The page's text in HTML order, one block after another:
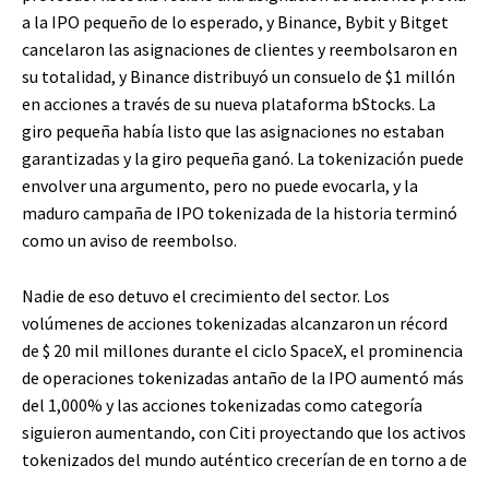
a la IPO pequeño de lo esperado, y Binance, Bybit y Bitget
cancelaron las asignaciones de clientes y reembolsaron en
su totalidad, y Binance distribuyó un consuelo de $1 millón
en acciones a través de su nueva plataforma bStocks. La
giro pequeña había listo que las asignaciones no estaban
garantizadas y la giro pequeña ganó. La tokenización puede
envolver una argumento, pero no puede evocarla, y la
maduro campaña de IPO tokenizada de la historia terminó
como un aviso de reembolso.
Nadie de eso detuvo el crecimiento del sector. Los
volúmenes de acciones tokenizadas alcanzaron un récord
de $ 20 mil millones durante el ciclo SpaceX, el prominencia
de operaciones tokenizadas antaño de la IPO aumentó más
del 1,000% y las acciones tokenizadas como categoría
siguieron aumentando, con Citi proyectando que los activos
tokenizados del mundo auténtico crecerían de en torno a de